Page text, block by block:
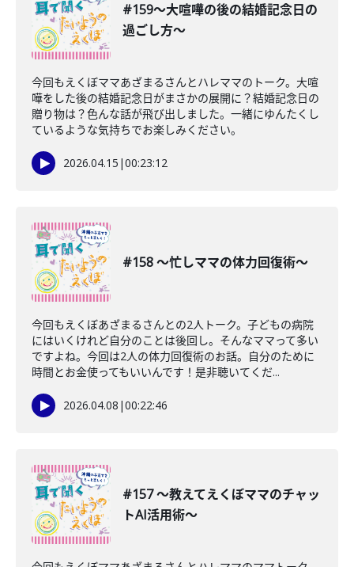
#159〜大喧嘩の後の結婚記念日の
過ごし方〜
今回もえくぼママあざまるさんとハレママのトーク。大喧
嘩をした後の結婚記念日がまさかの展開に？結婚記念日の
贈り物は？色んな話が飛び出しました。一緒にゆんたくし
ているような気持ちでお楽しみください。
2026.04.15 |00:23:12
#158 〜忙しママの体力回復術〜
今回もえくぼあざまるさんとの2人トーク。子どもの病院
にはいくけれど自分のことは後回し。そんなママって多い
ですよね。今回は2人の体力回復術のお話。自分のために
時間とお金使ってもいいんです！是非聴いてくだ...
2026.04.08 |00:22:46
#157 〜教えてえくぼママのチャッ
トAI活用術〜